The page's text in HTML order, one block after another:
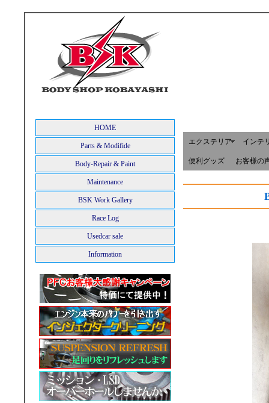
HOME
Parts & Modifide
Body-Repair & Paint
Maintenance
BSK Work Gallery
Race Log
Usedcar sale
Information
エクステリア インテ
便利グッズ お客様の